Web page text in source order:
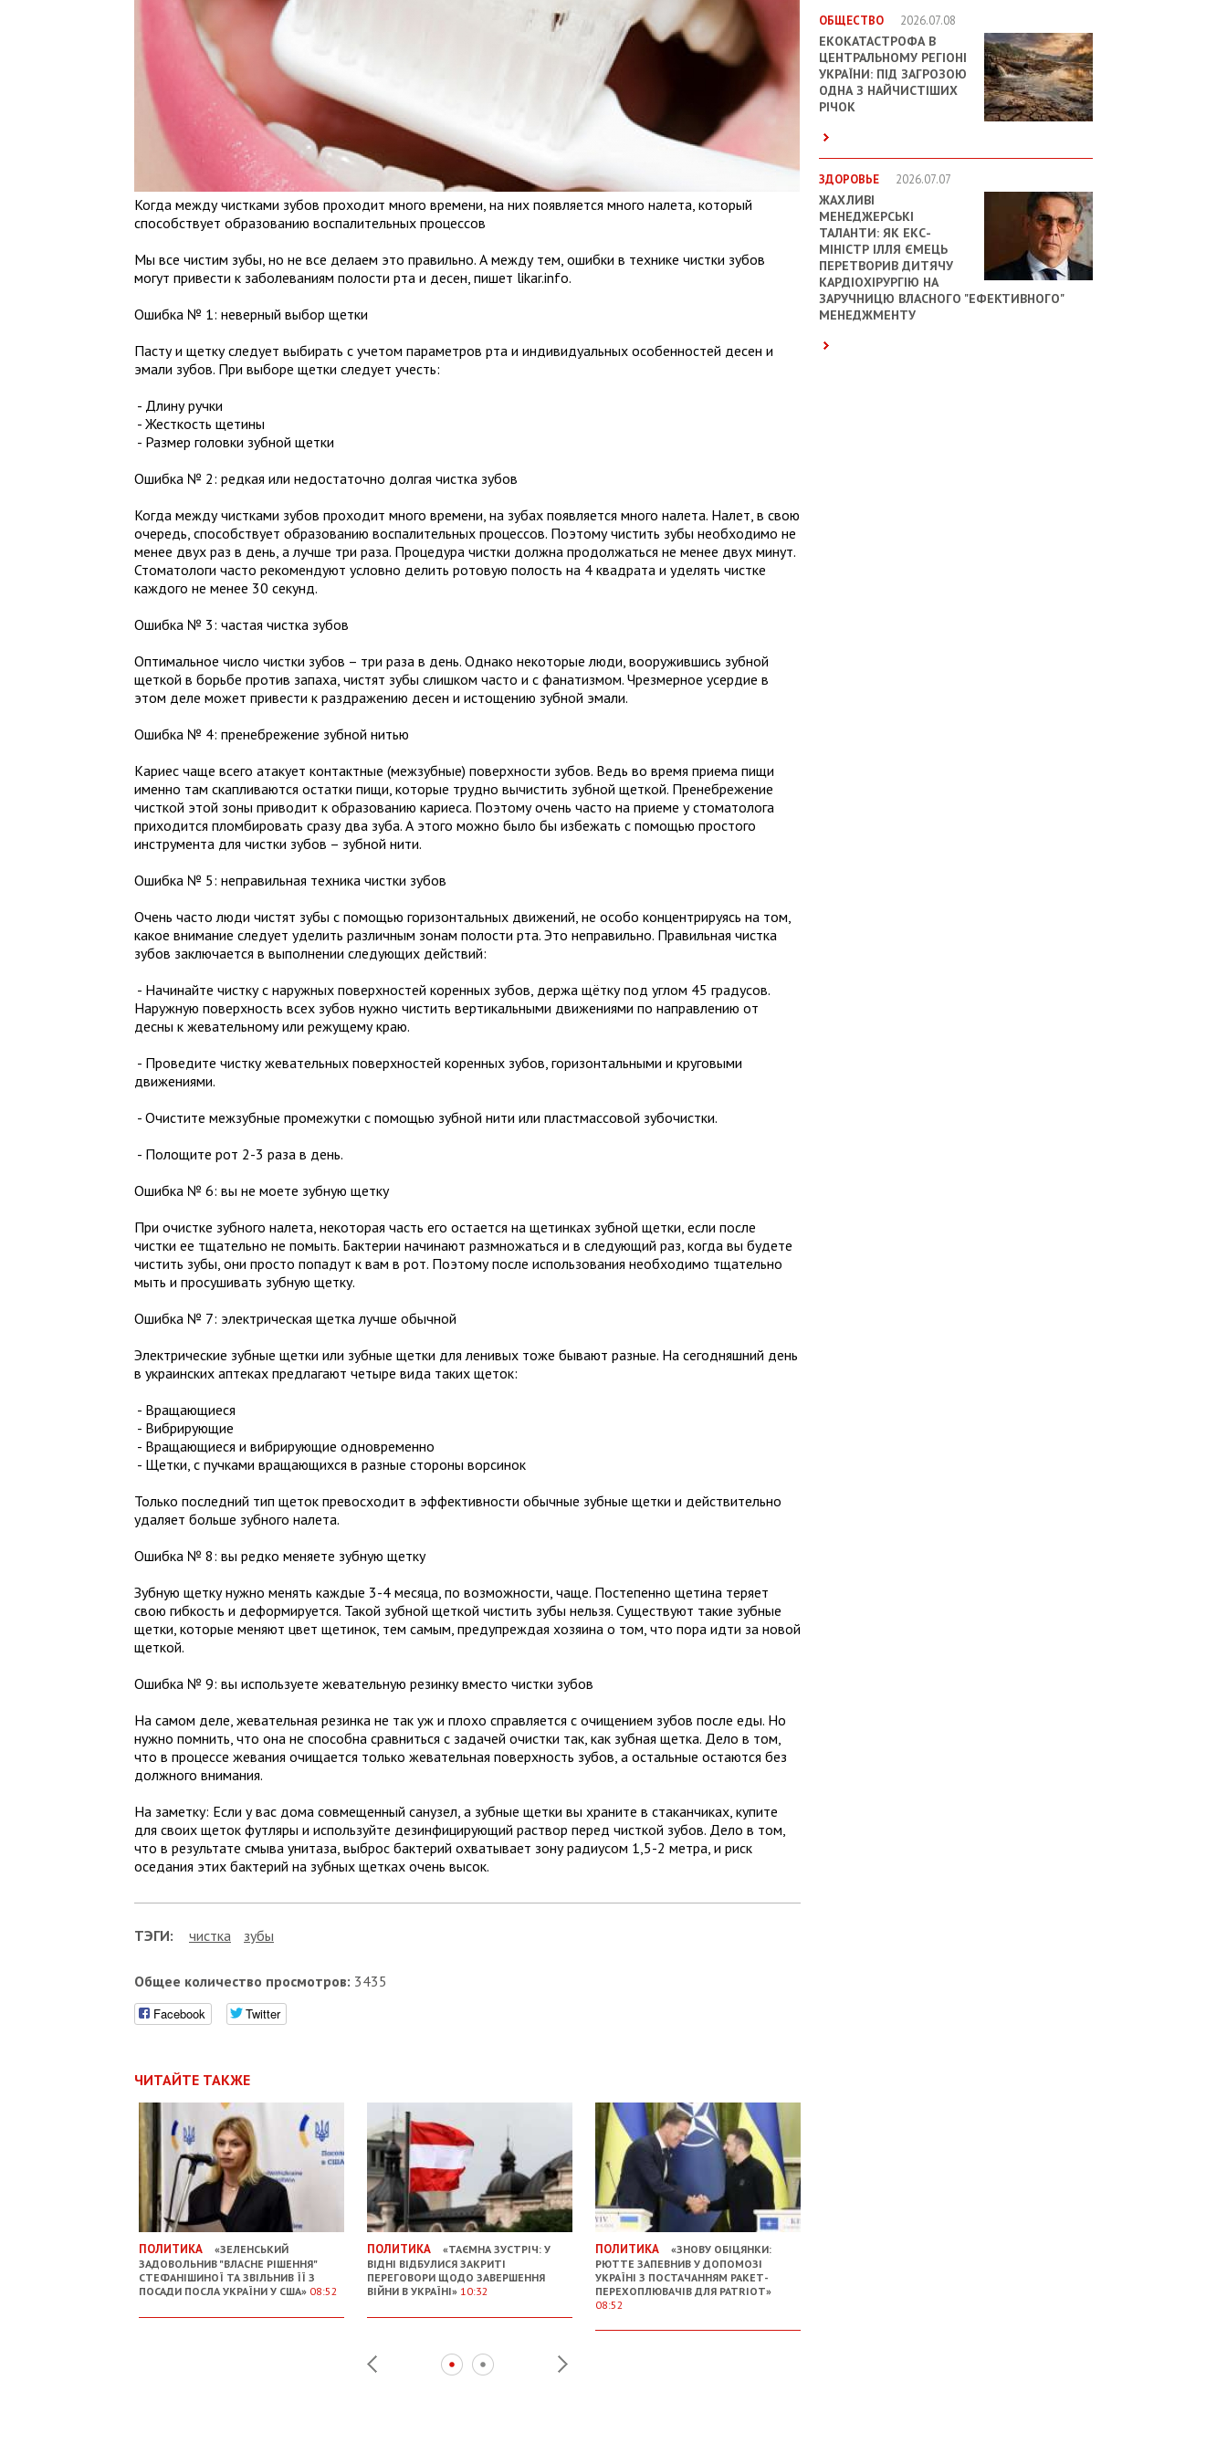
ОБЩЕСТВО 2026.07.08
ЕКОКАТАСТРОФА В
ЦЕНТРАЛЬНОМУ РЕГІОНІ
УКРАЇНИ: ПІД ЗАГРОЗОЮ
ОДНА З НАЙЧИСТІШИХ
РІЧОК
ЗДОРОВЬЕ 2026.07.07
ЖАХЛИВІ
МЕНЕДЖЕРСЬКІ
ТАЛАНТИ: ЯК ЕКС-
МІНІСТР ІЛЛЯ ЄМЕЦЬ
ПЕРЕТВОРИВ ДИТЯЧУ
КАРДІОХІРУРГІЮ НА
ЗАРУЧНИЦЮ ВЛАСНОГО "ЕФЕКТИВНОГО"
МЕНЕДЖМЕНТУ
Когда между чистками зубов проходит много времени, на них появляется много налета, который
способствует образованию воспалительных процессов
Мы все чистим зубы, но не все делаем это правильно. А между тем, ошибки в технике чистки зубов
могут привести к заболеваниям полости рта и десен, пишет likar.info.
Ошибка № 1: неверный выбор щетки
Пасту и щетку следует выбирать с учетом параметров рта и индивидуальных особенностей десен и
эмали зубов. При выборе щетки следует учесть:
- Длину ручки
- Жесткость щетины
- Размер головки зубной щетки
Ошибка № 2: редкая или недостаточно долгая чистка зубов
Когда между чистками зубов проходит много времени, на зубах появляется много налета. Налет, в свою
очередь, способствует образованию воспалительных процессов. Поэтому чистить зубы необходимо не
менее двух раз в день, а лучше три раза. Процедура чистки должна продолжаться не менее двух минут.
Стоматологи часто рекомендуют условно делить ротовую полость на 4 квадрата и уделять чистке
каждого не менее 30 секунд.
Ошибка № 3: частая чистка зубов
Оптимальное число чистки зубов – три раза в день. Однако некоторые люди, вооружившись зубной
щеткой в борьбе против запаха, чистят зубы слишком часто и с фанатизмом. Чрезмерное усердие в
этом деле может привести к раздражению десен и истощению зубной эмали.
Ошибка № 4: пренебрежение зубной нитью
Кариес чаще всего атакует контактные (межзубные) поверхности зубов. Ведь во время приема пищи
именно там скапливаются остатки пищи, которые трудно вычистить зубной щеткой. Пренебрежение
чисткой этой зоны приводит к образованию кариеса. Поэтому очень часто на приеме у стоматолога
приходится пломбировать сразу два зуба. А этого можно было бы избежать с помощью простого
инструмента для чистки зубов – зубной нити.
Ошибка № 5: неправильная техника чистки зубов
Очень часто люди чистят зубы с помощью горизонтальных движений, не особо концентрируясь на том,
какое внимание следует уделить различным зонам полости рта. Это неправильно. Правильная чистка
зубов заключается в выполнении следующих действий:
- Начинайте чистку с наружных поверхностей коренных зубов, держа щётку под углом 45 градусов.
Наружную поверхность всех зубов нужно чистить вертикальными движениями по направлению от
десны к жевательному или режущему краю.
- Проведите чистку жевательных поверхностей коренных зубов, горизонтальными и круговыми
движениями.
- Очистите межзубные промежутки с помощью зубной нити или пластмассовой зубочистки.
- Полощите рот 2-3 раза в день.
Ошибка № 6: вы не моете зубную щетку
При очистке зубного налета, некоторая часть его остается на щетинках зубной щетки, если после
чистки ее тщательно не помыть. Бактерии начинают размножаться и в следующий раз, когда вы будете
чистить зубы, они просто попадут к вам в рот. Поэтому после использования необходимо тщательно
мыть и просушивать зубную щетку.
Ошибка № 7: электрическая щетка лучше обычной
Электрические зубные щетки или зубные щетки для ленивых тоже бывают разные. На сегодняшний день
в украинских аптеках предлагают четыре вида таких щеток:
- Вращающиеся
- Вибрирующие
- Вращающиеся и вибрирующие одновременно
- Щетки, с пучками вращающихся в разные стороны ворсинок
Только последний тип щеток превосходит в эффективности обычные зубные щетки и действительно
удаляет больше зубного налета.
Ошибка № 8: вы редко меняете зубную щетку
Зубную щетку нужно менять каждые 3-4 месяца, по возможности, чаще. Постепенно щетина теряет
свою гибкость и деформируется. Такой зубной щеткой чистить зубы нельзя. Существуют такие зубные
щетки, которые меняют цвет щетинок, тем самым, предупреждая хозяина о том, что пора идти за новой
щеткой.
Ошибка № 9: вы используете жевательную резинку вместо чистки зубов
На самом деле, жевательная резинка не так уж и плохо справляется с очищением зубов после еды. Но
нужно помнить, что она не способна сравниться с задачей очистки так, как зубная щетка. Дело в том,
что в процессе жевания очищается только жевательная поверхность зубов, а остальные остаются без
должного внимания.
На заметку: Если у вас дома совмещенный санузел, а зубные щетки вы храните в стаканчиках, купите
для своих щеток футляры и используйте дезинфицирующий раствор перед чисткой зубов. Дело в том,
что в результате смыва унитаза, выброс бактерий охватывает зону радиусом 1,5-2 метра, и риск
оседания этих бактерий на зубных щетках очень высок.
ТЭГИ: чистка зубы
Общее количество просмотров: 3435
Facebook Twitter
ЧИТАЙТЕ ТАКЖЕ
ПОЛИТИКА
«ЗЕЛЕНСЬКИЙ
ЗАДОВОЛЬНИВ "ВЛАСНЕ РІШЕННЯ"
СТЕФАНІШИНОЇ ТА ЗВІЛЬНИВ ЇЇ З
ПОСАДИ ПОСЛА УКРАЇНИ У США» 08:52
ПОЛИТИКА
«ТАЄМНА ЗУСТРІЧ: У
ВІДНІ ВІДБУЛИСЯ ЗАКРИТІ
ПЕРЕГОВОРИ ЩОДО ЗАВЕРШЕННЯ
ВІЙНИ В УКРАЇНІ» 10:32
ПОЛИТИКА
«ЗНОВУ ОБІЦЯНКИ:
РЮТТЕ ЗАПЕВНИВ У ДОПОМОЗІ
УКРАЇНІ З ПОСТАЧАННЯМ РАКЕТ-
ПЕРЕХОПЛЮВАЧІВ ДЛЯ PATRIOT»
08:52